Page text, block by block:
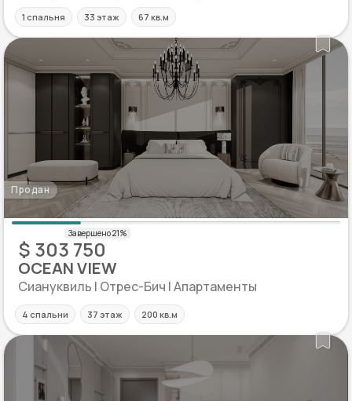
1 спальня 33 этаж 67 кв.м
Продан
$ 303 750
OCEAN VIEW
Сиануквиль | Отрес-Бич | Апартаменты
4 спальни 37 этаж 200 кв.м